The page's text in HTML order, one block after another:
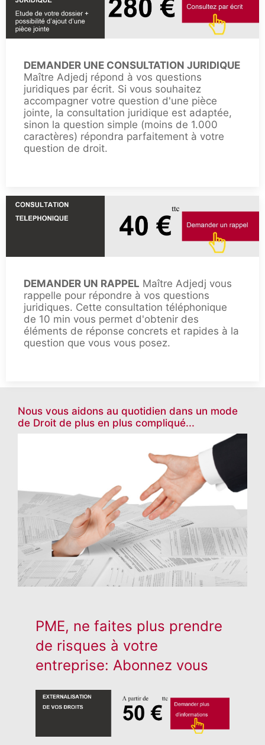
DEMANDER UNE CONSULTATION JURIDIQUE
Maître Adjedj répond à vos questions
juridiques par écrit. Si vous souhaitez
accompagner votre question d'une pièce
jointe, la consultation juridique est adaptée,
sinon la question simple (moins de 1.000
caractères) répondra parfaitement à votre
question de droit.
DEMANDER UN RAPPEL Maître Adjedj vous
rappelle pour répondre à vos questions
juridiques. Cette consultation téléphonique
de 10 min vous permet d'obtenir des
éléments de réponse concrets et rapides à la
question que vous vous posez.
Nous vous aidons au quotidien dans un mode
de Droit de plus en plus compliqué...
PME, ne faites plus prendre
de risques à votre
entreprise: Abonnez vous